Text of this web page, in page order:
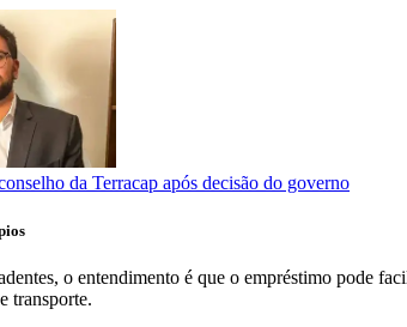
da Terracap após decisão do governo
o entendimento é que o empréstimo pode
transporte.